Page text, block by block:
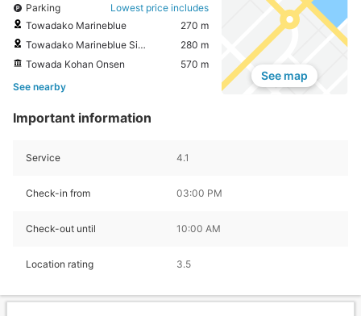
Parking
Lowest price includes
Towadako Marineblue
270 m
Towadako Marineblue Sightseeing cruising
280 m
Towada Kohan Onsen
570 m
See nearby
See map
Important information
Service 4.1
Check-in from 03:00 PM
Check-out until 10:00 AM
Location rating 3.5